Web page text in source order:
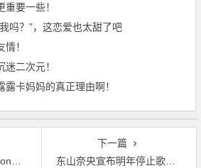
要一些！
吗？”，这恋爱也太甜了吧
！
二次元！
卡妈妈的真正理由啊！
》OP
下一篇
东山奈央宣布明年停止歌手活动，全力备战武道馆演唱会！